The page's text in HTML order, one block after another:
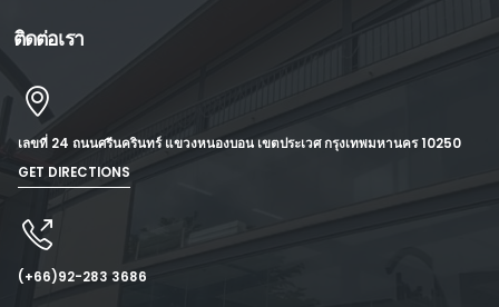
ติดต่อเรา
เลขที่ 24 ถนนศรีนครินทร์ แขวงหนองบอน เขตประเวศ กรุงเทพมหานคร 10250
GET DIRECTIONS
(+66)92-283 3686